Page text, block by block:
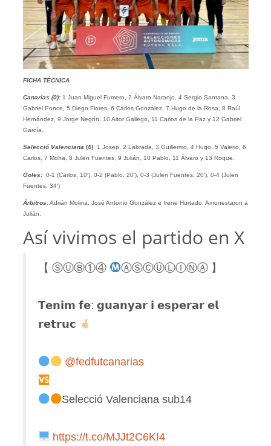
FICHA TÉCNICA
Canarias (0):1 Juan Miguel Fumero, 2 Álvaro Naranjo, 4 Sergio Santana, 3
Gabriel Ponce, 5 Diego Flores, 6 Carlos González, 7 Hugo de la Rosa, 8 Raúl
Hernández, 9 Jorge Negrín, 10 Aitor Gallego, 11 Carlos de la Paz y 12 Gabriel
García.
Selecció Valenciana (4): 1 Josep, 2 Labrada, 3 Guillermo, 4 Hugo, 5 Valerio, 6
Carlos, 7 Moha, 8 Julen Fuentes, 9 Julián, 10 Pablo, 11 Álvaro y 13 Roque.
Goles:0-1 (Carlos, 10′), 0-2 (Pablo, 20′), 0-3 (Julen Fuentes, 20′), 0-4 (Julen
Fuentes, 34′)
Árbitros: Adrián Molina, José Antonio González e Irene Hurtado. Amonestaron a
Julián.
Así vivimos el partido en X
【 ⓈⓊⒷ①④ ⒶⓈⒸⓊⓁⒾⓃⒶ 】
𝗧𝗲𝗻𝗶𝗺 𝗳𝗲: 𝗴𝘂𝗮𝗻𝘆𝗮𝗿 𝗶 𝗲𝘀𝗽𝗲𝗿𝗮𝗿 𝗲𝗹
𝗿𝗲𝘁𝗿𝘂𝗰
@fedfutcanarias
Selecció Valenciana sub14
https://t.co/MJJt2C6KI4